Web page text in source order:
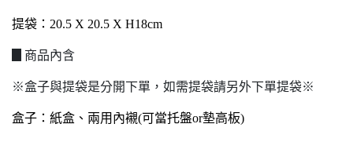
提袋：20.5 X 20.5 X H18cm
▊商品內含
※盒子與提袋是分開下單，如需提袋請另外下單提袋※
盒子：紙盒、兩用內襯(可當托盤or墊高板)